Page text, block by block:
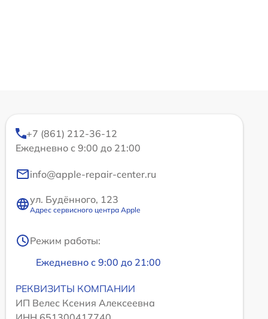
+7 (861) 212-36-12
Ежедневно с 9:00 до 21:00
info@apple-repair-center.ru
ул. Будённого, 123
Адрес сервисного центра Apple
Режим работы:
Ежедневно с 9:00 до 21:00
РЕКВИЗИТЫ КОМПАНИИ
ИП Велес Ксения Алексеевна